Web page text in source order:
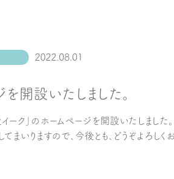
2022.08.01
開設いたしました。
ーク」のホームページを開設いたしました。
まいりますので、今後とも、どうぞよろしく